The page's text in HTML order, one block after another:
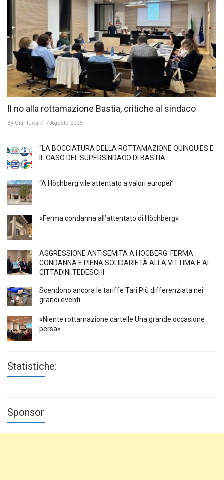
Il no alla rottamazione Bastia, critiche al sindaco
By Gianluca / 7 Agosto 2026
“LA BOCCIATURA DELLA ROTTAMAZIONE QUINQUIES E
IL CASO DEL SUPERSINDACO DI BASTIA
“A Höchberg vile attentato a valori europei”
«Ferma condanna all’attentato di Höchberg»
AGGRESSIONE ANTISEMITA A HÖCBERG: FERMA
CONDANNA E PIENA SOLIDARIETÀ ALLA VITTIMA E AI
CITTADINI TEDESCHI
Scendono ancora le tariffe Tari Più differenziata nei
grandi eventi
«Niente rottamazione cartelle Una grande occasione
persa»
Statistiche:
Sponsor